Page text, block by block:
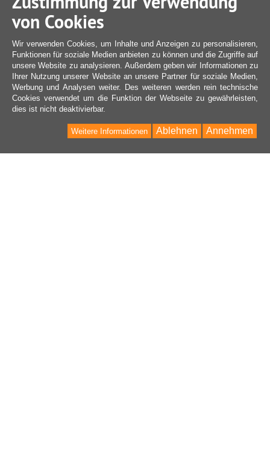
von Cookies
Wir verwenden Cookies, um Inhalte und Anzeigen zu personalisieren,
Funktionen für soziale Medien anbieten zu können und die Zugriffe auf
unsere Website zu analysieren. Außerdem geben wir Informationen zu
Ihrer Nutzung unserer Website an unsere Partner für soziale Medien,
Werbung und Analysen weiter. Des weiteren werden rein technische
Cookies verwendet um die Funktion der Webseite zu gewährleisten,
dies ist nicht deaktivierbar.
Annehmen
Ablehnen
Weitere Informationen